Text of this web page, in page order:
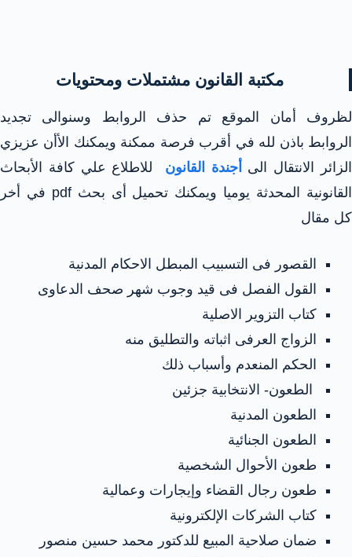
مكتبة القانون مشتملات ومحتويات
لظروف أمان الموقع تم حذف الروابط وسنوالى تجديد
الروابط باذن لله في أقرب فرصة ممكنة ويمكنك الأأن عزيزي
الزائر الانتقال الى
أجندة القانون للاطلاع علي كافة الأبحاث
القانونية المحدثة يوميا ويمكنك تحميل أى بحث pdf في أخر
كل مقال
القصور فى التسبيب المبطل الاحكام المدنية
القول الفصل فى قيد وجوب شهر صحف الدعاوى
كتاب التزوير الاصلية
الزواج العرفى اثباته والتطليق منه
الحكم المنعدم وأسباب ذلك
الطعون- الانتخابية جزئين
الطعون المدنية
الطعون الجنائية
طعون الأحوال الشخصية
طعون رجال القضاء وإيجارات وعمالية
كتاب الشركات الإلكترونية
ضمان صلاحية المبيع للدكتور محمد حسين منصور